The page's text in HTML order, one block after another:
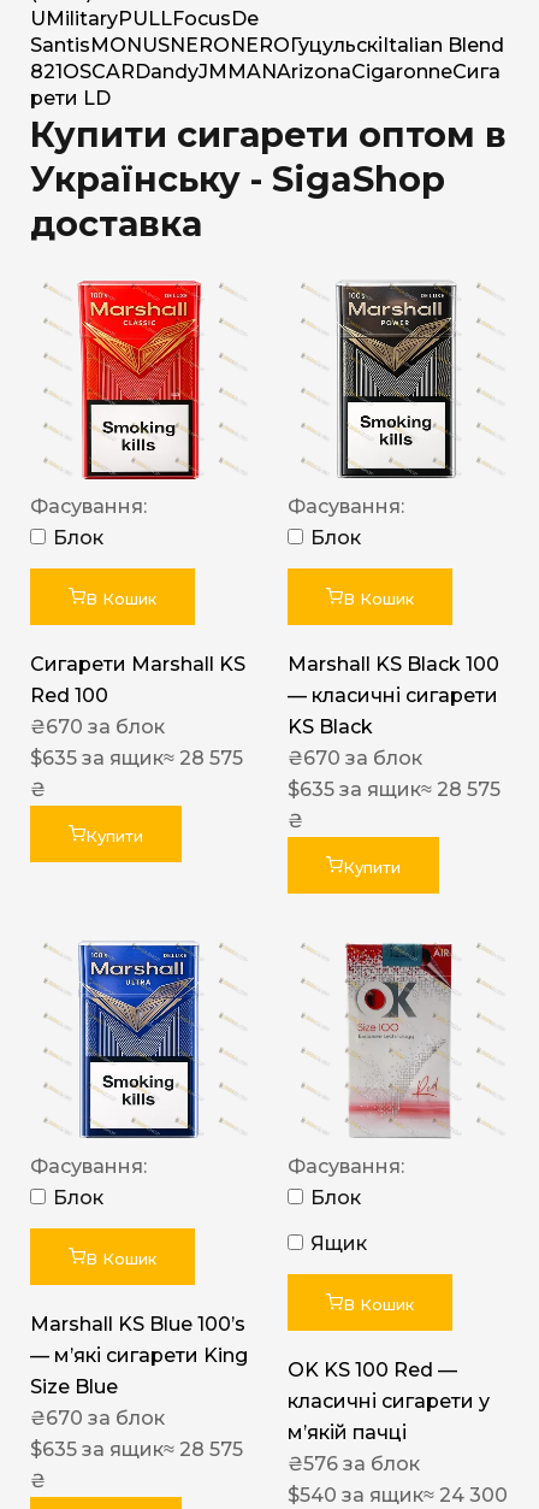
U MilitaryPULLFocus De
Santis MONUSNERO NERO Гуцульскі Italian Blend
821 OSCAR DandyJM MANArizonaCigaronneСига
рети LD
Купити сигарети оптом в
Українську - SigaShop
доставка
Фасування:
Блок
В Кошик
Сигарети Marshall KS
Red 100
₴670 за блок
$635 за ящик≈ 28 575
₴
Купити
Фасування:
Блок
В Кошик
Marshall KS Black 100
— класичні сигарети
KS Black
₴670 за блок
$635 за ящик≈ 28 575
₴
Купити
Фасування:
Блок
В Кошик
Marshall KS Blue 100’s
— м’які сигарети King
Size Blue
₴670 за блок
$635 за ящик≈ 28 575
₴
Фасування:
Блок
Ящик
В Кошик
OK KS 100 Red —
класичні сигарети у
м’якій пачці
₴576 за блок
$540 за ящик≈ 24 300